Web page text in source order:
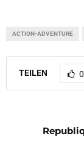
ACTION-ADVENTURE
TEILEN 0